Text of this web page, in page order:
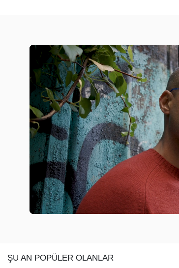
ŞU AN POPÜLER OLANLAR